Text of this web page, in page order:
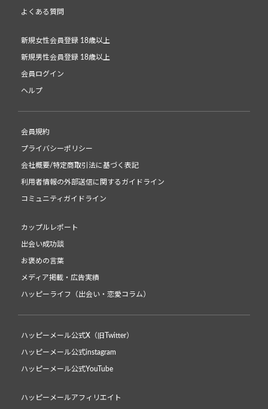
よくある質問
新規女性会員登録 18歳以上
新規男性会員登録 18歳以上
会員ログイン
ヘルプ
会員規約
プライバシーポリシー
会社概要/特定商取引法に基づく表記
利用者情報の外部送信に関するガイドライン
コミュニティガイドライン
カップルレポート
出会い成功談
お褒めの言葉
メディア掲載・広告実績
ハッピーライフ（出会い・恋愛コラム）
ハッピーメール公式X（旧Twitter）
ハッピーメール公式instagram
ハッピーメール公式YouTube
ハッピーメールアフィリエイト